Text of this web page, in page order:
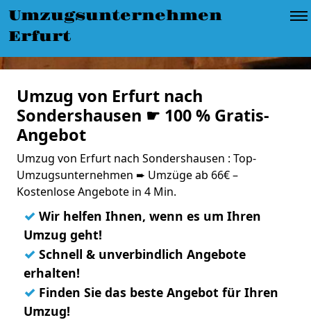
Umzugsunternehmen
Erfurt
Umzug von Erfurt nach
Sondershausen ☛ 100 % Gratis-
Angebot
Umzug von Erfurt nach Sondershausen : Top-
Umzugsunternehmen ➨ Umzüge ab 66€ –
Kostenlose Angebote in 4 Min.
✓ Wir helfen Ihnen, wenn es um Ihren
Umzug geht!
✓ Schnell & unverbindlich Angebote
erhalten!
✓ Finden Sie das beste Angebot für Ihren
Umzug!